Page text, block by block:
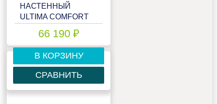
НАСТЕННЫЙ
ULTIMA COMFORT
66 190 ₽
В КОРЗИНУ
СРАВНИТЬ